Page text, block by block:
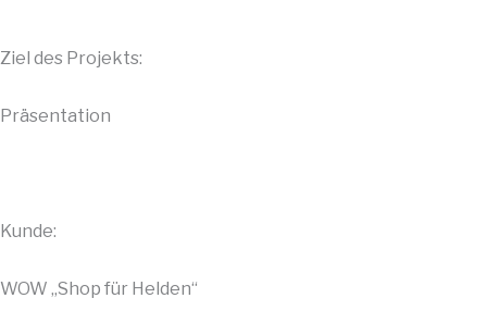
Ziel des Projekts:
Präsentation
Kunde:
WOW „Shop für Helden“